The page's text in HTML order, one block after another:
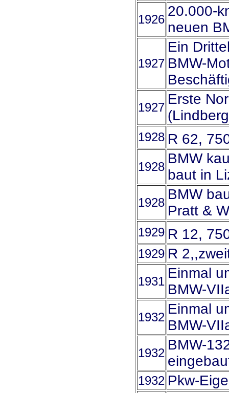
1926
20.000-
neuen
1927
Ein
BMW-
1927
Erste
1928 R 62,
1928
BMW
baut in
1928
BMW
Pratt &
1929 R 12,
1929 R
1931
Einmal
BMW-
1932
Einmal
BMW-
1932
BMW-
1932 Pkw-